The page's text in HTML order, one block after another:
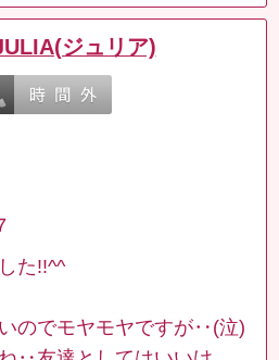
ジュリア)
た!!^^
のでモヤモヤですが‥(泣)